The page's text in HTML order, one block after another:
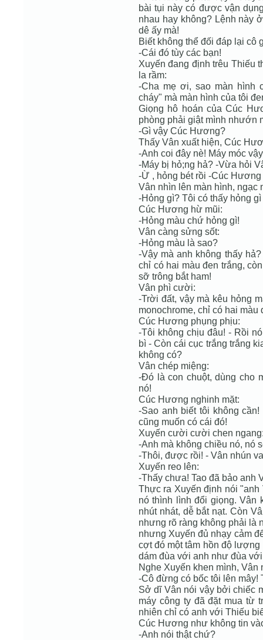
bài tụi này có được vận
nhau hay không? Lệnh này
dê ấy mà!
Biết không thể đối đáp lại cô
-Cái đó tùy các bạn!
Xuyến đang định trêu Thiếu
la rầm:
-Cha mẹ ơi, sao màn hình
cháy" mà màn hình của tôi
Giọng hô hoán của Cúc
phòng phải giật mình nhướn
-Gì vậy Cúc Hương?
Thấy Vân xuất hiện, Cúc
-Anh coi đây nè! Máy móc
-Máy bị hỏ;ng hả? -Vừa hỏi
-Ừ , hỏng bét rồi -Cúc
Vân nhìn lên màn hình, ngạc
-Hỏng gì? Tôi có thấy hỏng
Cúc Hương hừ mũi:
-Hỏng màu chứ hỏng gì!
Vân càng sửng sốt:
-Hỏng màu là sao?
-Vậy mà anh không thấy
chỉ có hai màu đen trắng,
sỡ trông bắt ham!
Vân phì cười:
-Trời đất, vậy mà kêu hỏng
monochrome, chỉ có hai màu
Cúc Hương phụng phịu:
-Tôi không chịu đâu! - Rồi
bì - Còn cái cục trắng trắng
không có?
Vân chép miệng:
-Đó là con chuột, dùng cho
nó!
Cúc Hương nghinh mặt:
-Sao anh biết tôi không
cũng muốn có cái đó!
Xuyến cười cười chen
-Anh mà không chiều nó, nó
-Thôi, được rồi! - Vân nhún
Xuyến reo lên:
-Thấy chưa! Tao đã bảo anh
Thực ra Xuyến định nói
nó thình lình đổi giọng. Vân
nhút nhát, dễ bắt nạt. Còn
nhưng rõ ràng không phải là
nhưng Xuyến đủ nhạy cảm
cợt đó một tâm hồn độ
dám đùa với anh như đùa
Nghe Xuyến khen mình, Vân
-Cô đừng có bốc tôi lên
Sở dĩ Vân nói vậy bởi chiếc
máy công ty đã đặt mua từ
nhiên chỉ có anh với Thiếu
Cúc Hương như không tin
-Anh nói thật chứ?